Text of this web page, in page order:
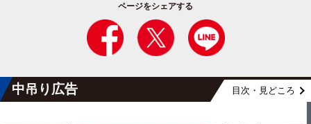
ページをシェアする
中吊り広告 目次・見どころ